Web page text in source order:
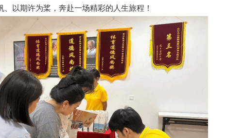
以期许为桨，奔赴一场精彩的人生旅程！